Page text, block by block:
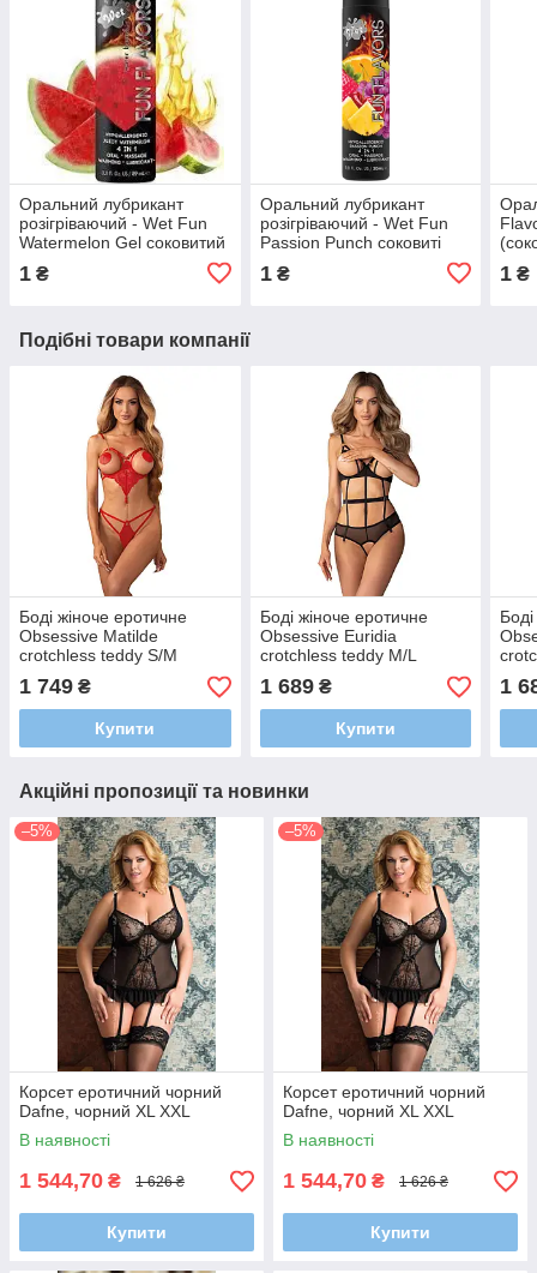
Оральний лубрикант
розігріваючий - Wet Fun
Watermelon Gel соковитий
1 ₴
Оральний лубрикант
розігріваючий - Wet Fun
Passion Punch соковиті
1₴ 1 ₴
Подібні товари компанії
Боді жіноче еротичне
Obsessive Matilde
crotchless teddy S/M
1 749 ₴
Купити
Боді жіноче еротичне
Obsessive Euridia
crotchless teddy M/L
1 689₴
Купити
1
Акційні пропозиції та новинки
–5%
Корсет еротичний чорний
Dafne, чорний XL XXL
В наявності
1 544,70 ₴ 1 626 ₴
Купити
–5%
Корсет еротичний чорний
Dafne, чорний XL XXL
В наявності
1 544,70 ₴ 1 626 ₴
Купити